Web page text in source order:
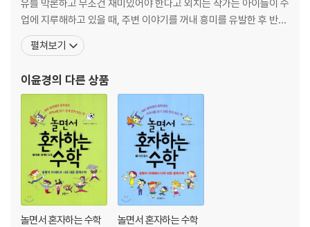
유를 막론하고 무조건 재미있어야 한다고 외치는 작가는 아이들이 수
업에 지루해하고 있을 때, 주변 이야기를 꺼내 흥미를 유발한 후 반드
시 ‘수학 공부의 필요성’으로 결론을 맺는다. 학년 말 학생들의 설문조
사에서는 언제나 ‘카리스마 짱’으로 뽑히시는 선생님. 작가 曰 “세상
하고 동 대학원에서 석사학위를 받았으며
펼쳐보기
이윤경의 다른 상품
놀면서 혼자하는 수학
놀면서 혼자하는 수학